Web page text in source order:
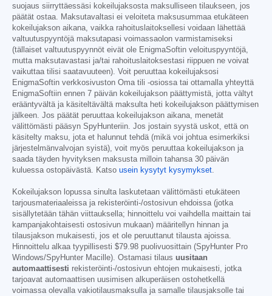
suojaus siirryttäessäsi kokeilujaksosta maksulliseen tilaukseen, jos
päätät ostaa. Maksutavaltasi ei veloiteta maksusummaa etukäteen
kokeilujakson aikana, vaikka rahoituslaitoksellesi voidaan lähettää
valtuutuspyyntöjä maksutapasi voimassaolon varmistamiseksi
(tällaiset valtuutuspyynnöt eivät ole EnigmaSoftin veloituspyyntöjä,
mutta maksutavastasi ja/tai rahoituslaitoksestasi riippuen ne voivat
vaikuttaa tilisi saatavuuteen). Voit peruuttaa kokeilujaksosi
EnigmaSoftin verkkosivuston Oma tili -osiossa tai ottamalla yhteyttä
EnigmaSoftiin ennen 7 päivän kokeilujakson päättymistä, jotta vältyt
erääntyvältä ja käsiteltävältä maksulta heti kokeilujakson päättymisen
jälkeen. Jos päätät peruuttaa kokeilujakson aikana, menetät
välittömästi pääsyn SpyHunteriin. Jos jostain syystä uskot, että on
käsitelty maksu, jota et halunnut tehdä (mikä voi johtua esimerkiksi
järjestelmänvalvojan syistä), voit myös peruuttaa kokeilujakson ja
saada täyden hyvityksen maksusta milloin tahansa 30 päivän
kuluessa ostopäivästä. Katso usein kysytyt kysymykset
Kokeilujakson lopussa sinulta laskutetaan välittömästi etukäteen
tarjousmateriaaleissa ja rekisteröinti-/ostosivun ehdoissa (jotka
sisällytetään tähän viittauksella; hinnoittelu voi vaihdella maittain tai
kampanjakohtaisesti ostosivun mukaan) määritellyn hinnan ja
tilausjakson mukaisesti, jos et ole peruuttanut tilausta ajoissa.
Hinnoittelu alkaa tyypillisesti $79.98 puolivuosittain (SpyHunter Pro
Windows/SpyHunter Macille). Ostamasi tilaus uusitaan
automaattisesti rekisteröinti-/ostosivun ehtojen mukaisesti, jotka
tarjoavat automaattisen uusimisen alkuperäisen ostohetkellä
voimassa olevalla vakiotilausmaksulla ja samalle tilausjaksolle tai